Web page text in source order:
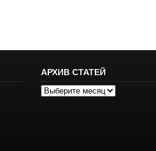
АРХИВ СТАТЕЙ
Архив